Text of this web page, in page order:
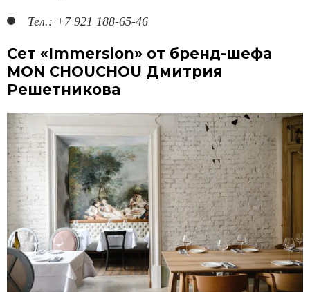
Тел.: +7 921 188-65-46
Сет «Immersion» от бренд-шефа
MON CHOUCHOU Дмитрия
Решетникова